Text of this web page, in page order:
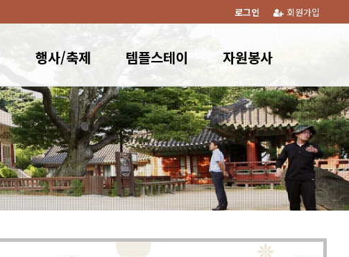
회원가입
로그인
행사/축제 템플스테이 자원봉사